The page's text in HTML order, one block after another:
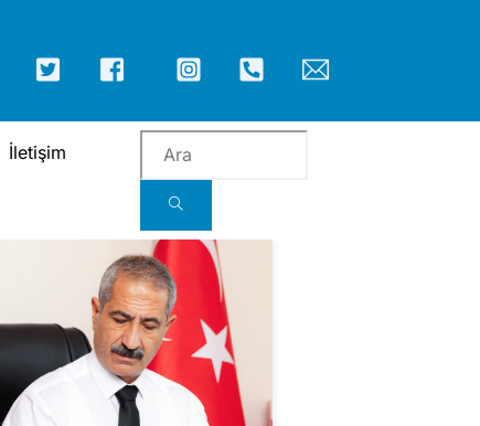
ICON
ICON
LABEL
ICON
ICON
ICON
İletişim